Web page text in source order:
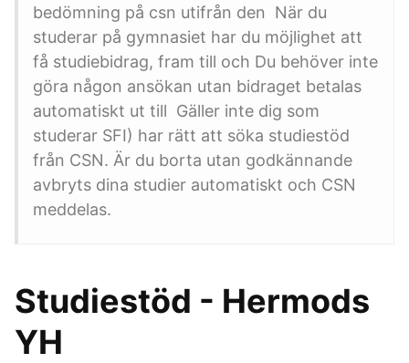
bedömning på csn utifrån den När du
studerar på gymnasiet har du möjlighet att
få studiebidrag, fram till och Du behöver inte
göra någon ansökan utan bidraget betalas
automatiskt ut till Gäller inte dig som
studerar SFI) har rätt att söka studiestöd
från CSN. Är du borta utan godkännande
avbryts dina studier automatiskt och CSN
meddelas.
Studiestöd - Hermods
YH